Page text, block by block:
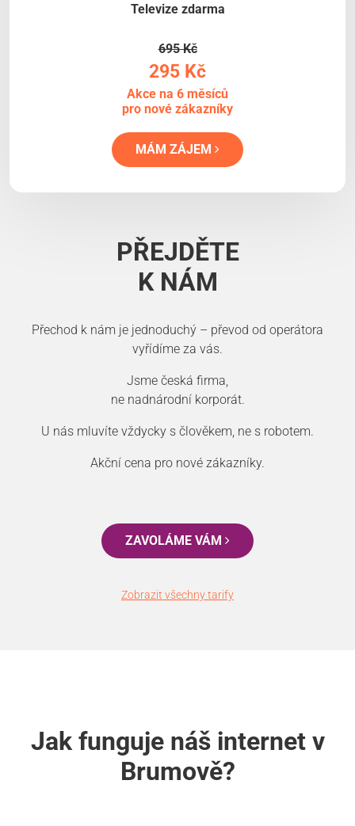
Televize zdarma
695 Kč
295 Kč
Akce na 6 měsíců
pro nové zákazníky
MÁM ZÁJEM
PŘEJDĚTE
K NÁM
Přechod k nám je jednoduchý – převod od operátora
vyřídíme za vás.
Jsme česká firma,
ne nadnárodní korporát.
U nás mluvíte vždycky s člověkem, ne s robotem.
Akční cena pro nové zákazníky.
ZAVOLÁME VÁM
Zobrazit všechny tarify
Jak funguje náš internet v
Brumově?